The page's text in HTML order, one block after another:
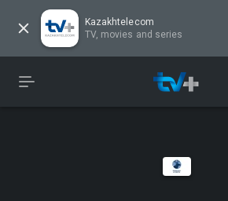
Kazakhtelecom
TV, movies and series